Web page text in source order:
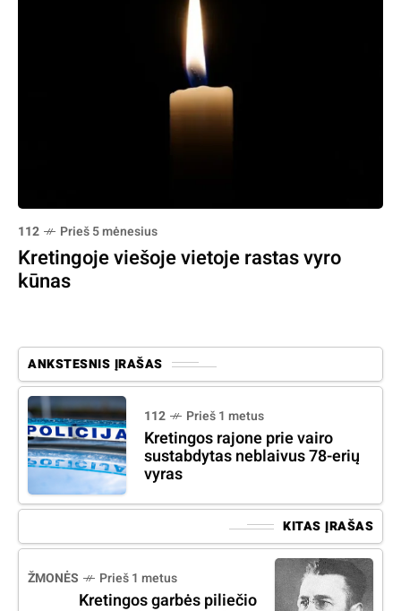
112 Prieš 5 mėnesius
Kretingoje viešoje vietoje rastas vyro
kūnas
ANKSTESNIS ĮRAŠAS
112 Prieš 1 metus
Kretingos rajone prie vairo
sustabdytas neblaivus 78-erių
vyras
KITAS ĮRAŠAS
ŽMONĖS Prieš 1 metus
Kretingos garbės piliečio